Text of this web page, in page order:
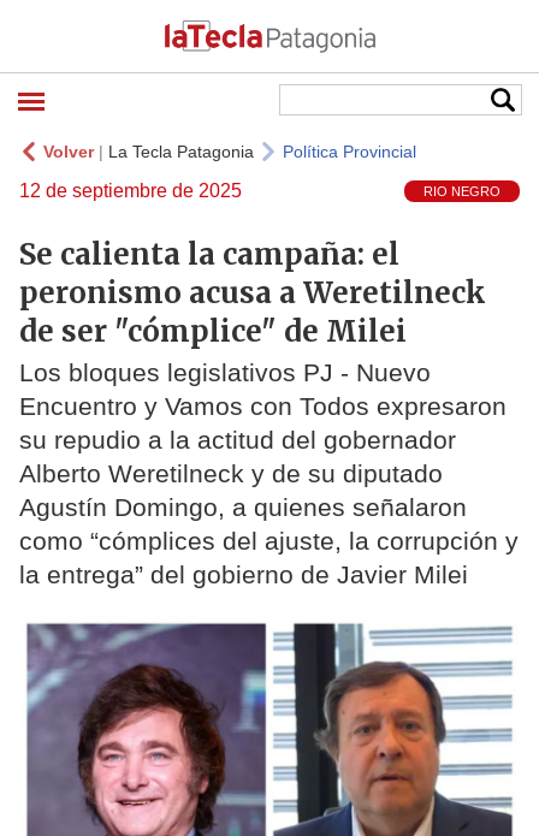
Volver| La Tecla Patagonia Política Provincial
12 de septiembre de 2025 RIO NEGRO
Se calienta la campaña: el
peronismo acusa a Weretilneck
de ser "cómplice" de Milei
Los bloques legislativos PJ - Nuevo
Encuentro y Vamos con Todos expresaron
su repudio a la actitud del gobernador
Alberto Weretilneck y de su diputado
Agustín Domingo, a quienes señalaron
como “cómplices del ajuste, la corrupción y
la entrega” del gobierno de Javier Milei